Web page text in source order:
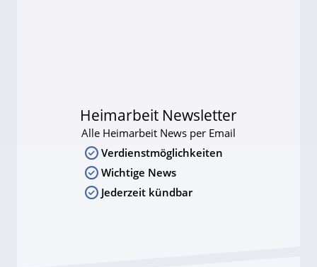
Heimarbeit Newsletter
Alle Heimarbeit News per Email
Verdienstmöglichkeiten
Wichtige News
Jederzeit kündbar